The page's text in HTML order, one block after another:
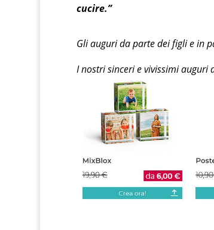
cucire.”
Gli auguri da parte dei figli e in
I nostri sinceri e vivissimi auguri